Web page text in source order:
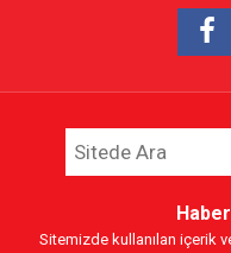
Sitemizde kullanılan içerik